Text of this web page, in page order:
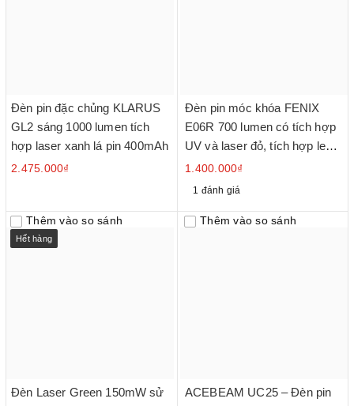
Đèn pin đặc chủng KLARUS
GL2 sáng 1000 lumen tích
hợp laser xanh lá pin 400mAh
2.475.000₫
Đèn pin móc khóa FENIX
E06R 700 lumen có tích hợp
UV và laser đỏ, tích hợp led
RGB đuôi nam châm
1.400.000₫
1 đánh giá
Thêm vào so sánh
Hết hàng
Đèn Laser Green 150mW sử
Thêm vào so sánh
ACEBEAM UC25 – Đèn pin